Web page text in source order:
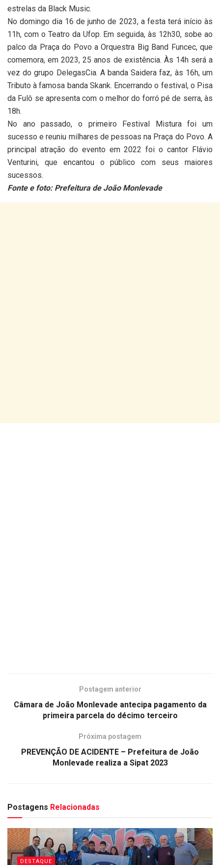
estrelas da Black Music.
No domingo dia 16 de junho de 2023, a festa terá início às
11h, com o Teatro da Ufop. Em seguida, às 12h30, sobe ao
palco da Praça do Povo a Orquestra Big Band Funcec, que
comemora, em 2023, 25 anos de existência. Às 14h será a
vez do grupo DelegasCia. A banda Saidera faz, às 16h, um
Tributo à famosa banda Skank. Encerrando o festival, o Pisa
da Fulô se apresenta com o melhor do forró pé de serra, às
18h.
No ano passado, o primeiro Festival Mistura foi um
sucesso e reuniu milhares de pessoas na Praça do Povo. A
principal atração do evento em 2022 foi o cantor Flávio
Venturini, que encantou o público com seus maiores
sucessos.
Fonte e foto: Prefeitura de João Monlevade
Postagem anterior
Câmara de João Monlevade antecipa pagamento da
primeira parcela do décimo terceiro
Próxima postagem
PREVENÇÃO DE ACIDENTE – Prefeitura de João
Monlevade realiza a Sipat 2023
Postagens Relacionadas
DESTAQUE